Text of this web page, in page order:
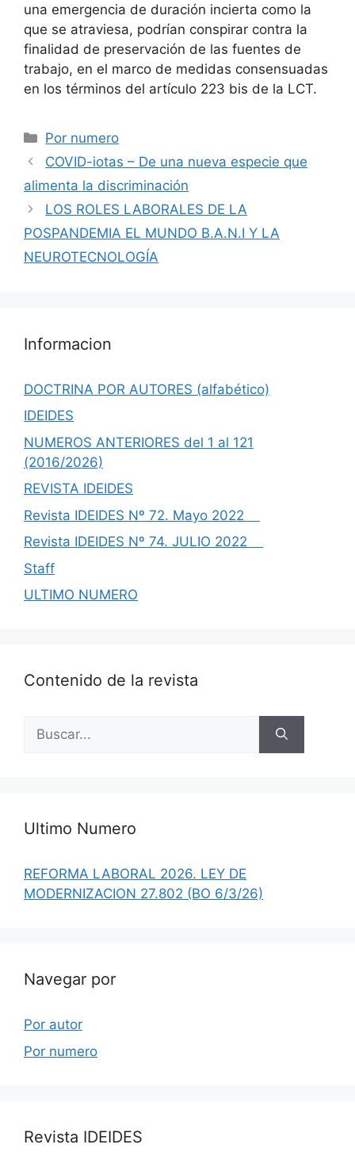
una emergencia de duración incierta como la
que se atraviesa, podrían conspirar contra la
finalidad de preservación de las fuentes de
trabajo, en el marco de medidas consensuadas
en los términos del artículo 223 bis de la LCT.
Categorías
Por numero
COVID-iotas – De una nueva especie que
alimenta la discriminación
LOS ROLES LABORALES DE LA
POSPANDEMIA EL MUNDO B.A.N.I Y LA
NEUROTECNOLOGÍA
Informacion
DOCTRINA POR AUTORES (alfabético)
IDEIDES
NUMEROS ANTERIORES del 1 al 121
(2016/2026)
REVISTA IDEIDES
Revista IDEIDES Nº 72. Mayo 2022
Revista IDEIDES Nº 74. JULIO 2022
Staff
ULTIMO NUMERO
Contenido de la revista
Buscar:
Ultimo Numero
REFORMA LABORAL 2026. LEY DE
MODERNIZACION 27.802 (BO 6/3/26)
Navegar por
Por autor
Por numero
Revista IDEIDES